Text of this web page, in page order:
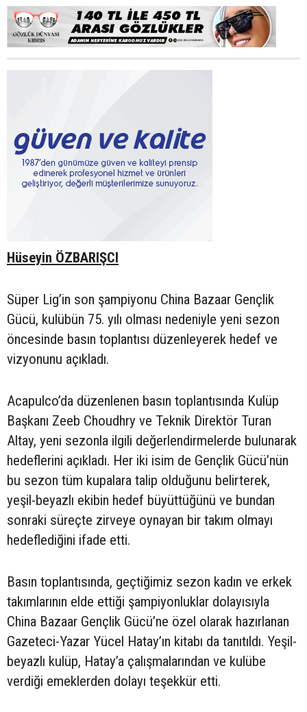
Hüseyin ÖZBARIŞCI
Süper Lig’in son şampiyonu China Bazaar Gençlik
Gücü, kulübün 75. yılı olması nedeniyle yeni sezon
öncesinde basın toplantısı düzenleyerek hedef ve
vizyonunu açıkladı.
Acapulco’da düzenlenen basın toplantısında Kulüp
Başkanı Zeeb Choudhry ve Teknik Direktör Turan
Altay, yeni sezonla ilgili değerlendirmelerde bulunarak
hedeflerini açıkladı. Her iki isim de Gençlik Gücü’nün
bu sezon tüm kupalara talip olduğunu belirterek,
yeşil-beyazlı ekibin hedef büyüttüğünü ve bundan
sonraki süreçte zirveye oynayan bir takım olmayı
hedeflediğini ifade etti.
Basın toplantısında, geçtiğimiz sezon kadın ve erkek
takımlarının elde ettiği şampiyonluklar dolayısıyla
China Bazaar Gençlik Gücü’ne özel olarak hazırlanan
Gazeteci-Yazar Yücel Hatay’ın kitabı da tanıtıldı. Yeşil-
beyazlı kulüp, Hatay’a çalışmalarından ve kulübe
verdiği emeklerden dolayı teşekkür etti.